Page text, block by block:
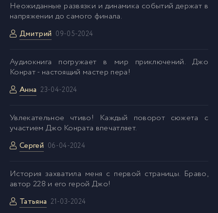
Неожиданные развязки и динамика событий держат в
напряжении до самого финала.
Дмитрий 09-05-2024
Аудиокнига погружает в мир приключений. Джо
Конрат - настоящий мастер пера!
Анна 23-04-2024
Увлекательное чтиво! Каждый поворот сюжета с
участием Джо Конрата впечатляет.
Сергей 06-04-2024
История захватила меня с первой страницы. Браво,
автор 228 и его герой Джо!
Татьяна 21-03-2024